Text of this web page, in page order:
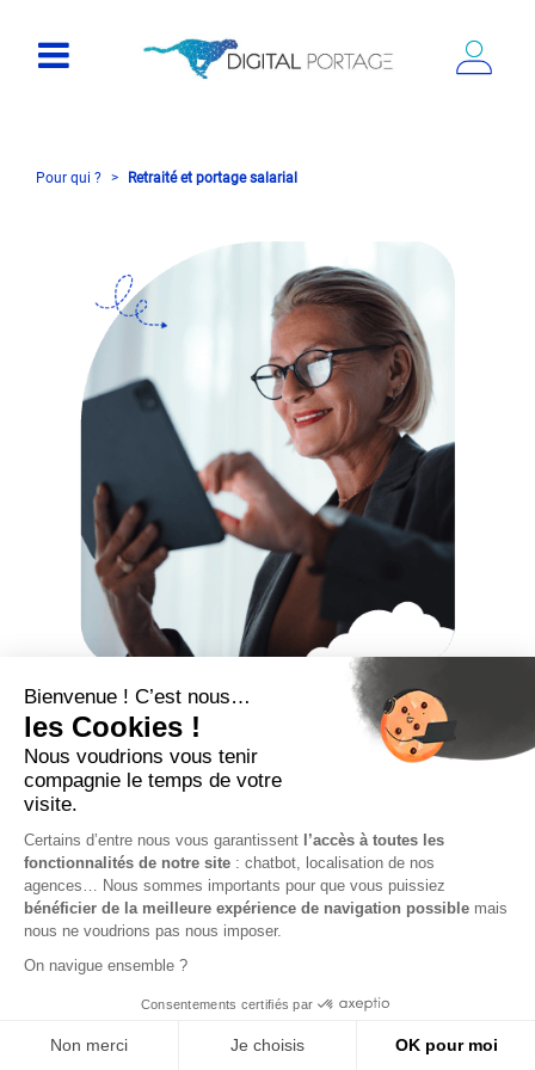
Pour qui ? Retraité et portage salarial
Retraité et portage
salarial : une nouvelle
opportunité
professionnelle
sans sacrifier votre liberté ? Parmi les solutions qui